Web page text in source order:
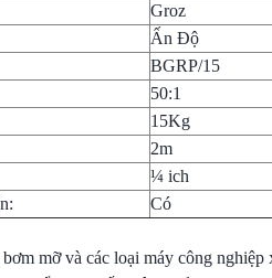
Groz
Ấn Độ
BGRP/15
50:1
15Kg
2m
¼ ich
Có
mỡ và các loại máy công